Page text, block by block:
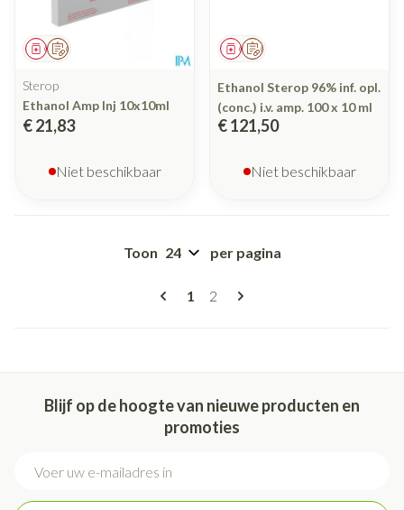
Op voorschrift
Geneesmiddel
Sterop
Ethanol Amp Inj 10x10ml
€ 21,83
Niet beschikbaar
Op voorschrift
Geneesmiddel
Ethanol Sterop 96% inf. opl.
(conc.) i.v. amp. 100 x 10 ml
€ 121,50
Niet beschikbaar
Pagina's
U lees momenteel pagina
1 Pagina
2
Toon per pagina
Blijf op de hoogte van nieuwe producten en
promoties